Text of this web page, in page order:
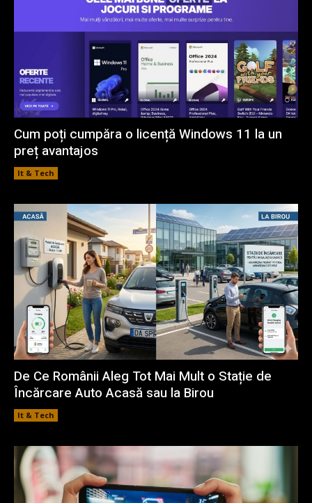
Cum poți cumpăra o licență Windows 11 la un
preț avantajos
It & Tech
De Ce Românii Aleg Tot Mai Mult o Stație de
Încărcare Auto Acasă sau la Birou
It & Tech